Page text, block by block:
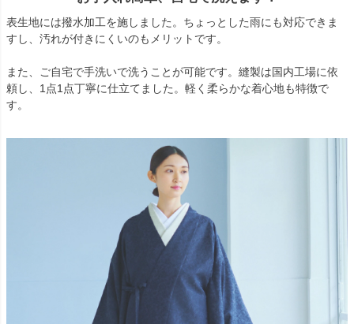
表生地には撥水加工を施しました。ちょっとした雨にも対応できま
すし、汚れが付きにくいのもメリットです。
また、ご自宅で手洗いで洗うことが可能です。縫製は国内工場に依
頼し、1点1点丁寧に仕立てました。軽く柔らかな着心地も特徴で
す。